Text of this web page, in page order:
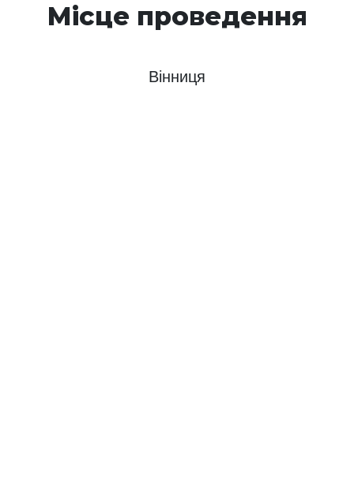
Місце проведення
Вінниця